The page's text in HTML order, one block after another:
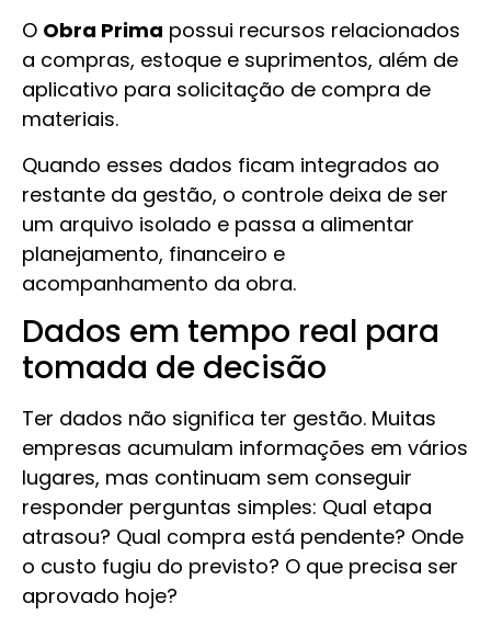
O Obra Prima possui recursos relacionados
a compras, estoque e suprimentos, além de
aplicativo para solicitação de compra de
materiais.
Quando esses dados ficam integrados ao
restante da gestão, o controle deixa de ser
um arquivo isolado e passa a alimentar
planejamento, financeiro e
acompanhamento da obra.
Dados em tempo real para
tomada de decisão
Ter dados não significa ter gestão. Muitas
empresas acumulam informações em vários
lugares, mas continuam sem conseguir
responder perguntas simples: Qual etapa
atrasou? Qual compra está pendente? Onde
o custo fugiu do previsto? O que precisa ser
aprovado hoje?